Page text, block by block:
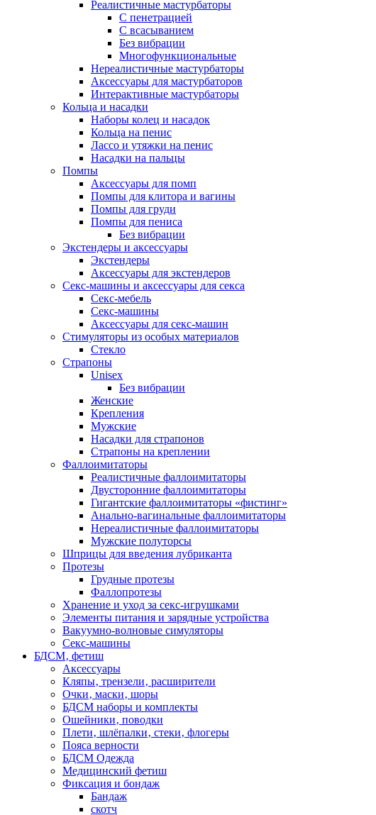
Реалистичные мастурбаторы
С пенетрацией
С всасыванием
Без вибрации
Многофункциональные
Нереалистичные мастурбаторы
Аксессуары для мастурбаторов
Интерактивные мастурбаторы
Кольца и насадки
Наборы колец и насадок
Кольца на пенис
Лассо и утяжки на пенис
Насадки на пальцы
Помпы
Аксессуары для помп
Помпы для клитора и вагины
Помпы для груди
Помпы для пениса
Без вибрации
Экстендеры и аксессуары
Экстендеры
Аксессуары для экстендеров
Секс-машины и аксессуары для секса
Секс-мебель
Секс-машины
Аксессуары для секс-машин
Стимуляторы из особых материалов
Стекло
Страпоны
Unisex
Без вибрации
Женские
Крепления
Мужские
Насадки для страпонов
Страпоны на креплении
Фаллоимитаторы
Реалистичные фаллоимитаторы
Двусторонние фаллоимитаторы
Гигантские фаллоимитаторы «фистинг»
Анально-вагинальные фаллоимитаторы
Нереалистичные фаллоимитаторы
Мужские полуторсы
Шприцы для введения лубриканта
Протезы
Грудные протезы
Фаллопротезы
Хранение и уход за секс-игрушками
Элементы питания и зарядные устройства
Вакуумно-волновые симуляторы
Секс-машины
БДСМ‚ фетиш
Аксессуары
Кляпы‚ трензели‚ расширители
Очки‚ маски‚ шоры
БДСМ наборы и комплекты
Ошейники‚ поводки
Плети‚ шлёпалки‚ стеки‚ флогеры
Пояса верности
БДСМ Одежда
Медицинский фетиш
Фиксация и бондаж
Бандаж
скотч